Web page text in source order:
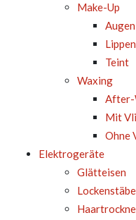
Make-Up
Augen
Lippen
Teint
Waxing
After-
Mit
Ohne
Elektrogeräte
Glätteisen
Lockenstäbe